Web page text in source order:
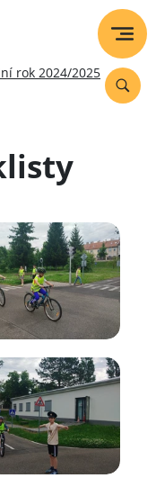
rok 2024/2025